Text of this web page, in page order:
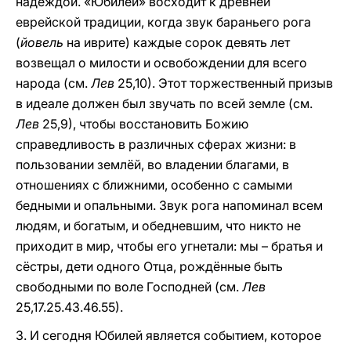
еврейской традиции, когда звук бараньего рога
(йовель на иврите) каждые сорок девять лет
возвещал о милости и освобождении для всего
народа (см. Лев 25,10). Этот торжественный призыв
в идеале должен был звучать по всей земле (см.
Лев 25,9), чтобы восстановить Божию
справедливость в различных сферах жизни: в
пользовании землёй, во владении благами, в
отношениях с ближними, особенно с самыми
бедными и опальными. Звук рога напоминал всем
людям, и богатым, и обедневшим, что никто не
приходит в мир, чтобы его угнетали: мы – братья и
сёстры, дети одного Отца, рождённые быть
свободными по воле Господней (cм. Лев
25,17.25.43.46.55).
3. И сегодня Юбилей является событием, которое